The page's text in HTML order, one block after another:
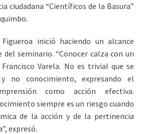
ciudadana “Científicos de la Basura”
inició haciendo un alcance
del seminario. “Conocer calza con un
Varela. No es trivial que se
y no conocimiento, expresando el
como acción efectiva.
siempre es un riesgo cuando
de la acción y de la pertinencia
expresó.